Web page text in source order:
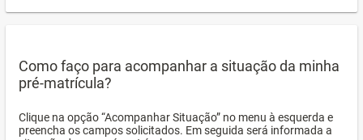
Como faço para acompanhar a situação da minha
pré-matrícula?
Clique na opção “Acompanhar Situação” no menu à esquerda e
preencha os campos solicitados. Em seguida será informada a